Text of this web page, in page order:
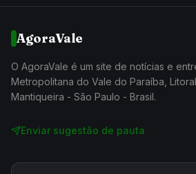
AgoraVale
O AgoraVale é um site de notícias e
Metropolitana do Vale do Paraíba,
Mantiqueira - São Paulo - Brasil.
Enviar sugestão de pauta